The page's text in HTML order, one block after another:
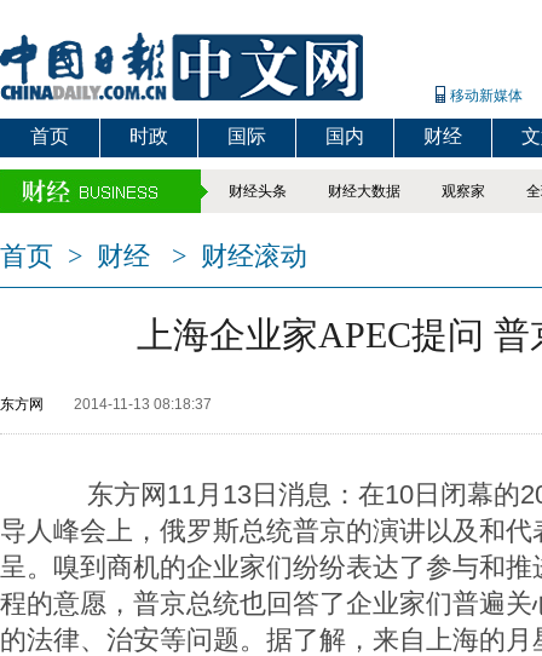
移动新媒体
首页 时政 国际 国内 财经
财经头条 财经大数据 观察家
首页 > 财经 > 财经滚动
上海企业家APEC提问
东方网 2014-11-13 08:18:37
东方网11月13日消息：在10日闭幕的
导人峰会上，俄罗斯总统普京的演讲以及和
呈。嗅到商机的企业家们纷纷表达了参与和
程的意愿，普京总统也回答了企业家们普遍
的法律、治安等问题。据了解，来自上海的